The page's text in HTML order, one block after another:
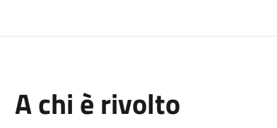
A chi è rivolto